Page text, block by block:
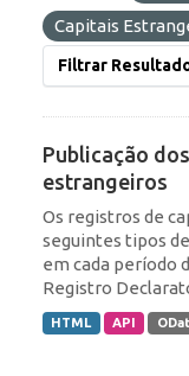
Capitais
Filtrar
Publicação
estrangeiros
Os registros de
seguintes tipos
em cada período
Registro
HTML API